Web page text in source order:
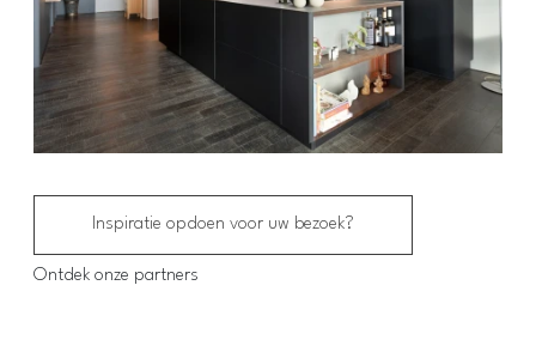
Inspiratie opdoen voor uw bezoek?
Ontdek onze partners